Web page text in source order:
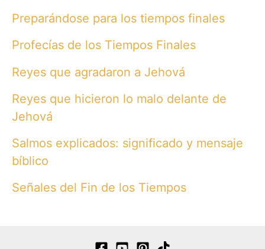
Preparándose para los tiempos finales
Profecías de los Tiempos Finales
Reyes que agradaron a Jehová
Reyes que hicieron lo malo delante de
Jehová
Salmos explicados: significado y mensaje
bíblico
Señales del Fin de los Tiempos